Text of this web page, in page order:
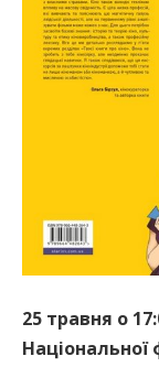
25 травня о
Національної